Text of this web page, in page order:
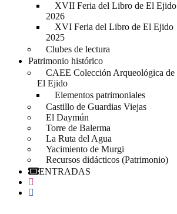
XVII Feria del Libro de El Ejido
2026
XVI Feria del Libro de El Ejido
2025
Clubes de lectura
Patrimonio histórico
CAEE Colección Arqueológica de
El Ejido
Elementos patrimoniales
Castillo de Guardias Viejas
El Daymún
Torre de Balerma
La Ruta del Agua
Yacimiento de Murgi
Recursos didácticos (Patrimonio)
ENTRADAS